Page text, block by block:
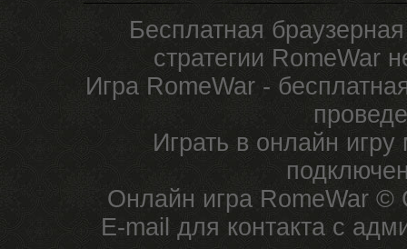
Бесплатная
стратегии RomeWar
Игра RomeWar -
Играть в онлайн
Онлайн игра RomeWar ©
E-mail для контакта с